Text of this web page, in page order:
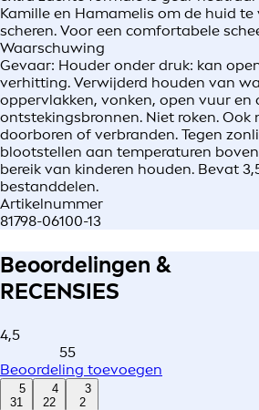
Kamille en Hamamelis om de huid
scheren. Voor een comfortabele
Waarschuwing
Gevaar: Houder onder druk: kan
verhitting. Verwijderd houden van
oppervlakken, vonken, open vuur en
ontstekingsbronnen. Niet roken. Ook
doorboren of verbranden. Tegen
blootstellen aan temperaturen
bereik van kinderen houden. Bevat
bestanddelen.
Artikelnummer
81798-06100-13
Beoordelingen &
RECENSIES
4,5
55
Beoordeling toevoegen
5
31
4
22
3
2